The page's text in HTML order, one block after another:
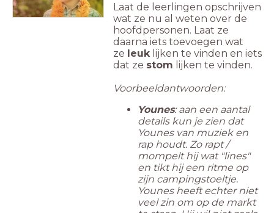
Laat de leerlingen opschrijven
wat ze nu al weten over de
hoofdpersonen. Laat ze
daarna iets toevoegen wat
ze leuk lijken te vinden en iets
dat ze stom lijken te vinden.
Voorbeeldantwoorden:
Younes: aan een aantal
details kun je zien dat
Younes van muziek en
rap houdt. Zo rapt /
mompelt hij wat "lines"
en tikt hij een ritme op
zijn campingstoeltje.
Younes heeft echter niet
veel zin om op de markt